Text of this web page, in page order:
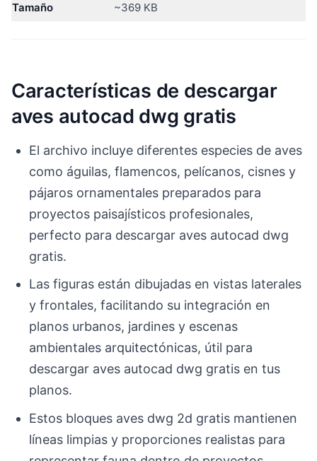
Tamaño ~369 KB
Características de descargar
aves autocad dwg gratis
El archivo incluye diferentes especies de aves
como águilas, flamencos, pelícanos, cisnes y
pájaros ornamentales preparados para
proyectos paisajísticos profesionales,
perfecto para descargar aves autocad dwg
gratis.
Las figuras están dibujadas en vistas laterales
y frontales, facilitando su integración en
planos urbanos, jardines y escenas
ambientales arquitectónicas, útil para
descargar aves autocad dwg gratis en tus
planos.
Estos bloques aves dwg 2d gratis mantienen
líneas limpias y proporciones realistas para